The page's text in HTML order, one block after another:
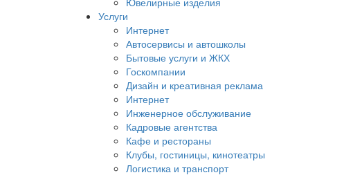
Услуги
Интернет
Автосервисы и автошколы
Бытовые услуги и ЖКХ
Госкомпании
Дизайн и креативная реклама
Интернет
Инженерное обслуживание
Кадровые агентства
Кафе и рестораны
Клубы, гостиницы, кинотеатры
Логистика и транспорт